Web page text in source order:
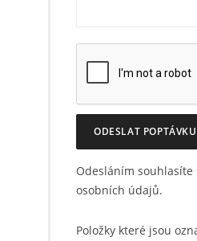
ODESLAT POPTÁVKU
Odesláním souhlasíte
osobních údajů.
Položky které jsou